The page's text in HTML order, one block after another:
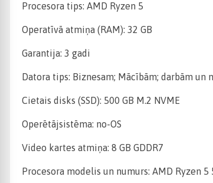
Procesora tips: AMD Ryzen 5
Operatīvā atmiņa (RAM): 32 GB
Garantija: 3 gadi
Datora tips: Biznesam; Mācībām; darbām un
Cietais disks (SSD): 500 GB M.2 NVME
Operētājsistēma: no-OS
Video kartes atmiņa: 8 GB GDDR7
Procesora modelis un numurs: AMD Ryzen 5